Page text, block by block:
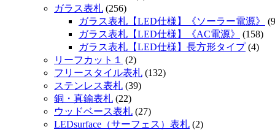
ガラス表札 (256)
ガラス表札【LED仕様】《ソーラー電源》
ガラス表札【LED仕様】《AC電源》
(158)
ガラス表札【LED仕様】長方形タイプ(4)
リーフカット１
(2)
フリースタイル表札 (132)
ステンレス表札 (39)
銅・真鍮表札 (22)
ウッドベース表札 (27)
LEDsurface（サーフェス）表札 (2)